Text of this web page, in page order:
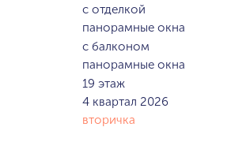
с отделкой
панорамные окна
с балконом
панорамные окна
19 этаж
4 квартал 2026
вторичка